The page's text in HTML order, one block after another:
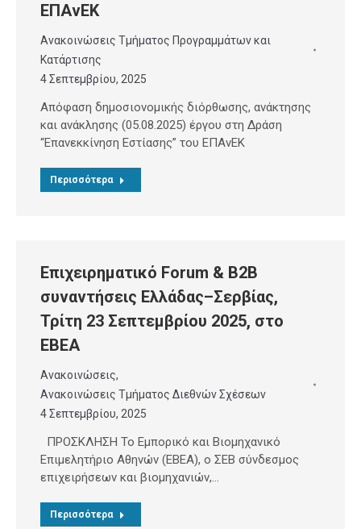
ΕΠΑνΕΚ
Ανακοινώσεις Τμήματος Προγραμμάτων και
Κατάρτισης
4 Σεπτεμβρίου, 2025
Απόφαση δημοσιονομικής διόρθωσης, ανάκτησης
και ανάκλησης (05.08.2025) έργου στη Δράση
“Επανεκκίνηση Εστίασης” του ΕΠΑνΕΚ
Περισσότερα
Επιχειρηματικό Forum & B2B
συναντήσεις Ελλάδας–Σερβίας,
Τρίτη 23 Σεπτεμβρίου 2025, στο
ΕΒΕΑ
Ανακοινώσεις,
Ανακοινώσεις Τμήματος Διεθνών Σχέσεων
4 Σεπτεμβρίου, 2025
ΠΡΟΣΚΛΗΣΗ Το Εμπορικό και Βιομηχανικό
Επιμελητήριο Αθηνών (ΕΒΕΑ), ο ΣΕΒ σύνδεσμος
επιχειρήσεων και βιομηχανιών,…
Περισσότερα